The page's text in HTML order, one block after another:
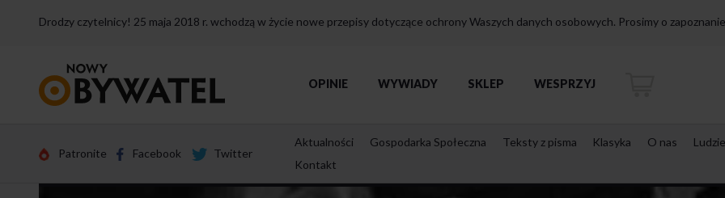
Drodzy czytelnicy! 25 maja 2018 r. wchodzą w życie nowe przepisy dotyczące ochrony Waszych danych osobowych. Prosimy o
strony
OPINIE WYWIADY SKLEP WESPRZYJ
Patronite Facebook Twitter
Aktualności Gospodarka Społeczna Teksty z pisma Klasyka O nas
Ludzie
Kontakt